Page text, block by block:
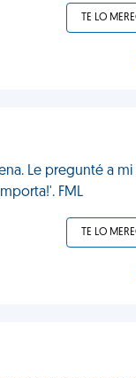
TE LO
Le pregunté a
FML
TE LO